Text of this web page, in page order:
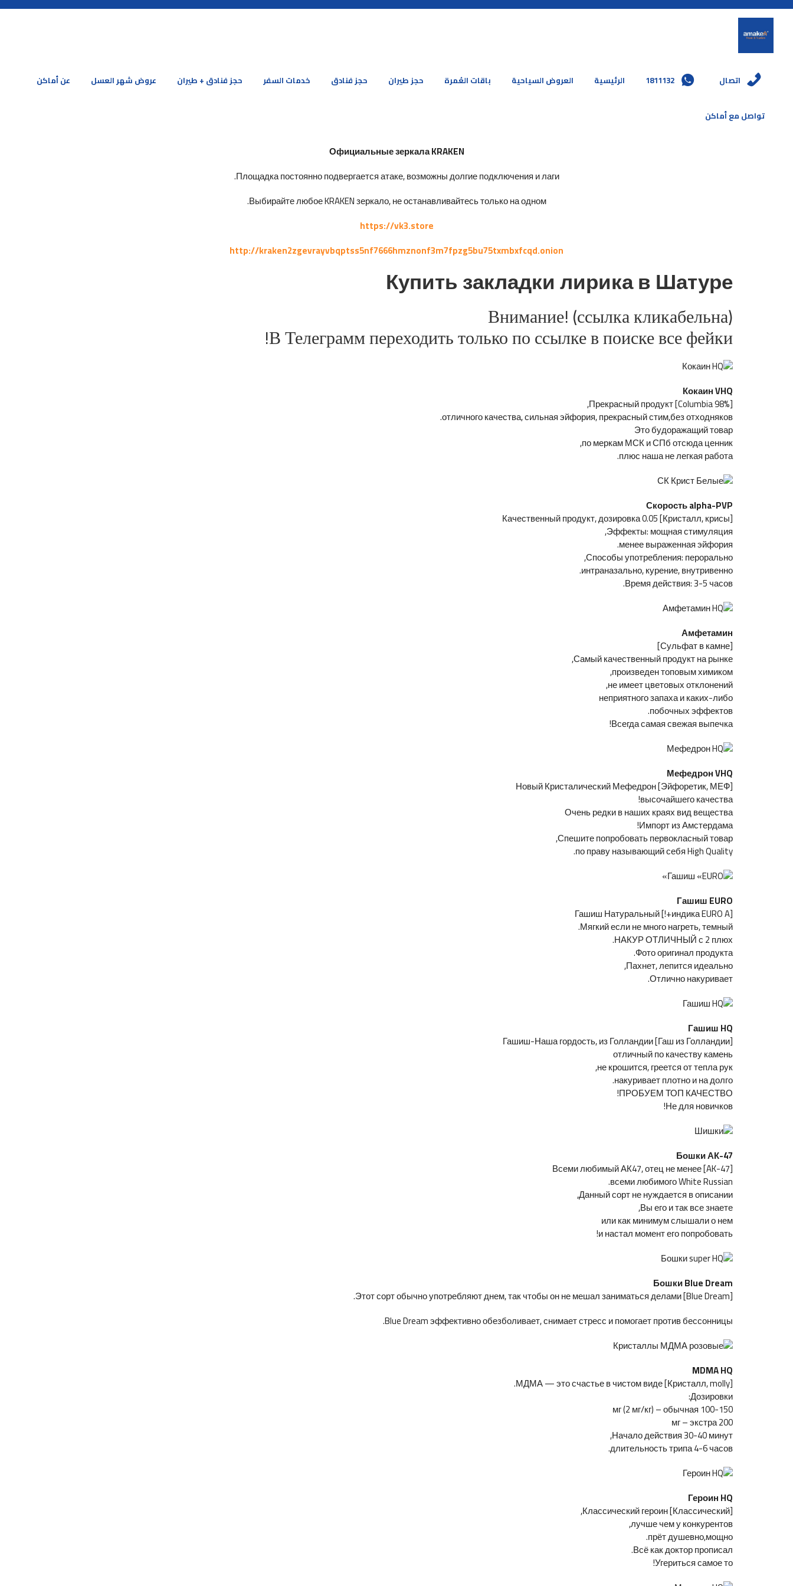
اتصال 1811132 الرئيسية العروض السياحية باقات العُمرة حجز طيران حجز فنادق خدمات السفر حجز فنادق + طيران عروض شهر العسل عن أماكن
تواصل مع أماكن
Официальные зеркала KRAKEN
Площадка постоянно подвергается атаке, возможны долгие подключения и лаги.
Выбирайте любое KRAKEN зеркало, не останавливайтесь только на одном.
https://vk3.store
http://kraken2zgevrayvbqptss5nf7666hmznonf3m7fpzg5bu75txmbxfcqd.onion
Купить закладки лирика в Шатуре
Внимание! (ссылка кликабельна)
В Телеграмм переходить только по ссылке в поиске все фейки!
Кокаин VHQ
[Columbia 98%] Прекрасный продукт,
отличного качества, сильная эйфория, прекрасный стим,без отходняков.
Это будоражащий товар
по меркам МСК и СПб отсюда ценник,
плюс наша не легкая работа.
Скорость alpha-PVP
[Кристалл, крисы] Качественный продукт, дозировка 0.05
Эффекты: мощная стимуляция,
менее выраженная эйфория.
Способы употребления: перорально,
интраназально, курение, внутривенно.
Время действия: 3-5 часов.
Амфетамин
[Сульфат в камне]
Самый качественный продукт на рынке,
произведен топовым химиком,
не имеет цветовых отклонений,
неприятного запаха и каких-либо
побочных эффектов.
Всегда самая свежая выпечка!
Мефедрон VHQ
[Эйфоретик, МЕФ] Новый Кристалический Мефедрон
высочайшего качества!
Очень редки в наших краях вид вещества
Импорт из Амстердама!
Спешите попробовать первокласный товар,
по праву называющий себя High Quality.
Гашиш EURO
[индика EURO A+!] Гашиш Натуральный
Мягкий если не много нагреть, темный.
НАКУР ОТЛИЧНЫЙ с 2 плюх.
Фото оригинал продукта.
Пахнет, лепится идеально,
Отлично накуривает.
Гашиш HQ
[Гаш из Голландии] Гашиш-Наша гордость, из Голландии
отличный по качеству камень
не крошится, греется от тепла рук,
накуривает плотно и на долго.
ПРОБУЕМ ТОП КАЧЕСТВО!
Не для новичков!
Бошки АК-47
[AK-47] Всеми любимый АК47, отец не менее
всеми любимого White Russian.
Данный сорт не нуждается в описании,
Вы его и так все знаете,
или как минимум слышали о нем
и настал момент его попробовать!
Бошки Blue Dream
[Blue Dream] Этот сорт обычно употребляют днем, так чтобы он не мешал заниматься делами.
Blue Dream эффективно обезболивает, снимает стресс и помогает против бессонницы.
MDMA HQ
[Кристалл, molly] МДМА — это счастье в чистом виде.
Дозировки:
100-150 мг (2 мг/кг) – обычная
200 мг – экстра
Начало действия 30-40 минут,
длительность трипа 4-6 часов.
Героин HQ
[Классический] Классический героин,
лучше чем у конкурентов,
прёт душевно,мощно.
Всё как доктор прописал.
Угериться самое то!